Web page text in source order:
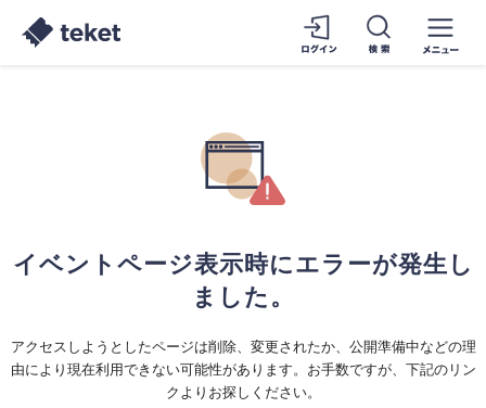
イベントページ表示時にエラーが発生し
ました。
アクセスしようとしたページは削除、変更されたか、公開準備中などの理
由により現在利用できない可能性があります。お手数ですが、下記のリン
クよりお探しください。